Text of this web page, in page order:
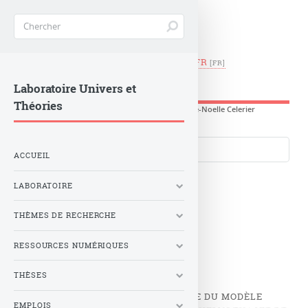
Observatoire de Paris
FR
Accueil>Séminaires Marie-Noelle Celerier
Langues du site
Marie-Noelle
Celerier
UNE GÉNÉRALISATION INHOMOGÈNE DU MODÈLE
Laboratoire Univers et
Théories
ACCUEIL
LABORATOIRE
THÈMES DE RECHERCHE
RESSOURCES NUMÉRIQUES
THÈSES
EMPLOIS